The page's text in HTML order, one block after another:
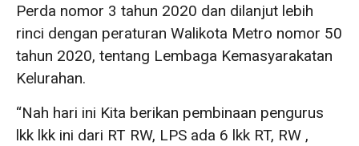
Perda nomor 3 tahun 2020 dan dilanjut lebih
rinci dengan peraturan Walikota Metro nomor 50
tahun 2020, tentang Lembaga Kemasyarakatan
Kelurahan.
“Nah hari ini Kita berikan pembinaan pengurus
lkk lkk ini dari RT RW, LPS ada 6 lkk RT, RW ,